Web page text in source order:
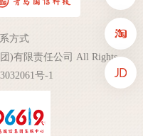
方式
)有限责任公司 All Rights
号-1